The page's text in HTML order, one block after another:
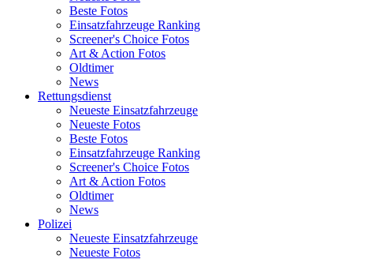
Beste Fotos
Einsatzfahrzeuge Ranking
Screener's Choice Fotos
Art & Action Fotos
Oldtimer
News
Rettungsdienst
Neueste Einsatzfahrzeuge
Neueste Fotos
Beste Fotos
Einsatzfahrzeuge Ranking
Screener's Choice Fotos
Art & Action Fotos
Oldtimer
News
Polizei
Neueste Einsatzfahrzeuge
Neueste Fotos